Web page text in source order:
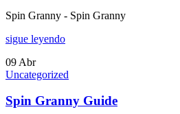
Spin Granny - Spin Granny
sigue leyendo
09 Abr
Uncategorized
Spin Granny Guide